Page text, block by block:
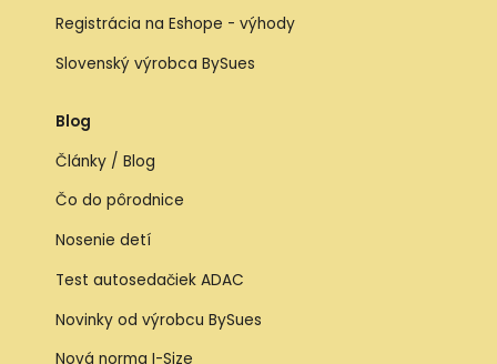
Registrácia na Eshope - výhody
Slovenský výrobca BySues
Blog
Články / Blog
Čo do pôrodnice
Nosenie detí
Test autosedačiek ADAC
Novinky od výrobcu BySues
Nová norma I-Size